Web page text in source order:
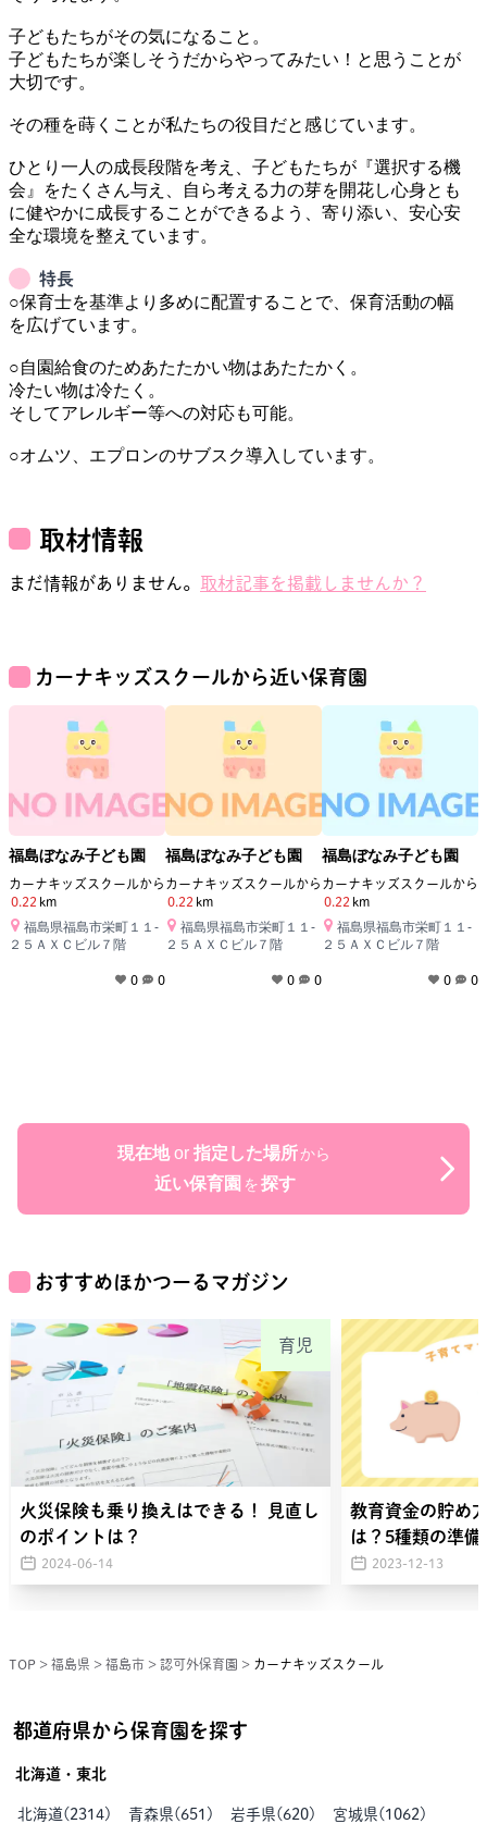
子どもたちがその気になること。
子どもたちが楽しそうだからやってみたい！と思うことが
大切です。
その種を蒔くことが私たちの役目だと感じています。
ひとり一人の成長段階を考え、子どもたちが『選択する機
会』をたくさん与え、自ら考える力の芽を開花し心身とも
に健やかに成長することができるよう、寄り添い、安心安
特長
○保育士を基準より多めに配置することで、保育活動の幅
を広げています。
○自園給食のためあたたかい物はあたたかく。
冷たい物は冷たく。
そしてアレルギー等への対応も可能。
○オムツ、エプロンのサブスク導入しています。
取材情報
まだ情報がありません。 取材記事を掲載しませんか？
カーナキッズスクールから近い保育園
福島ぼなみ子ども園
カーナキッズスクールから
0.22 km
福島県福島市栄町１１‐
２５ＡＸＣビル７階
0 0
福島ぼなみ子ども園
カーナキッズスクールから
0.22 km
福島県福島市栄町１１‐
２５ＡＸＣビル７階
0 0
福島ぼなみ子ども園
カーナキッズスクールから
0.22 km
福島県福島市栄町１１‐
２５ＡＸＣビル７階
0 0
現在地 or 指定した場所から
近い保育園 を探す
おすすめほかつーるマガジン
育児
火災保険も乗り換えはできる！ 見直し
のポイントは？
2024-06-14
教育資金の貯め
は？5種類の準
2023-12-13
TOP > 福島県 > 福島市 > 認可外保育園 > カーナキッズスクール
都道府県から保育園を探す
北海道・東北
北海道( 2314) 青森県( 651 ) 岩手県( 620) 宮城県( 1062 )